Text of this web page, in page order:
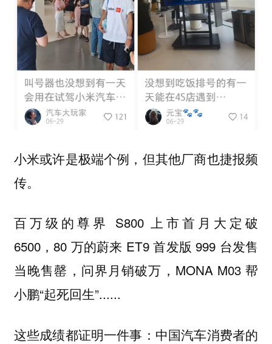
小米或许是极端个例，但其他厂商也捷报频
传。
百万级的尊界 S800 上市首月大定破
6500，80 万的蔚来 ET9 首发版 999 台发售
当晚售罄，问界月销破万，MONA M03 帮
小鹏“起死回生”......
这些成绩都证明一件事： 中国汽车消费者的